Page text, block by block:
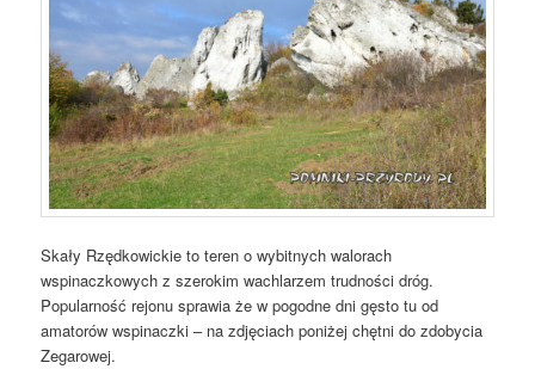
Skały Rzędkowickie to teren o wybitnych walorach
wspinaczkowych z szerokim wachlarzem trudności dróg.
Popularność rejonu sprawia że w pogodne dni gęsto tu od
amatorów wspinaczki – na zdjęciach poniżej chętni do zdobycia
Zegarowej.